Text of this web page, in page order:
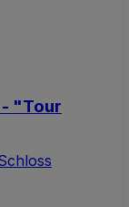
- "Tour